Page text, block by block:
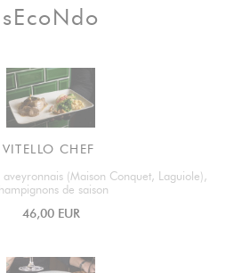
sEcoNdo
VITELLO CHEF
(Maison Conquet, Laguiole),
de saison
46,00 EUR